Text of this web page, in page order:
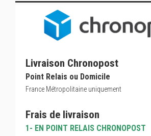
Livraison Chronopost
Point Relais ou Domicile
France Métropolitaine uniquement
Frais de livraison
1- EN POINT RELAIS CHRONOPOST